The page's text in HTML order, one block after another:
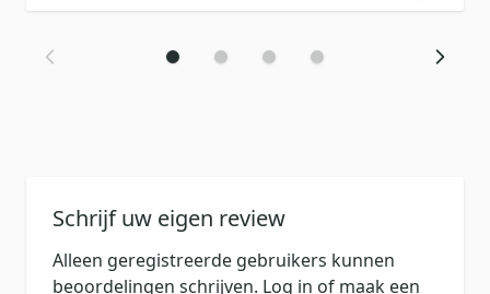
Schrijf uw eigen review
Alleen geregistreerde gebruikers kunnen
beoordelingen schrijven. Log in of maak een